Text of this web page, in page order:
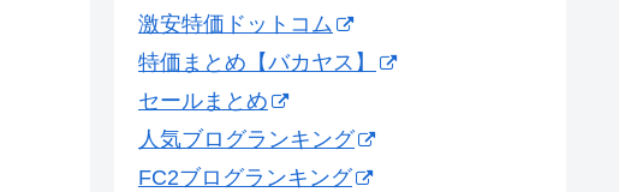
激安特価ドットコム
特価まとめ【バカヤス】
セールまとめ
人気ブログランキング
FC2ブログランキング